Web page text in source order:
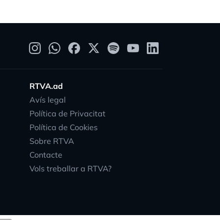
RTVA.ad
Avís legal
Política de Privacitat
Política de Cookies
Sobre RTVA
Contacte
Vols treballar a RTVA?